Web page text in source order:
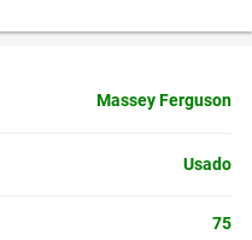
Massey Ferguson
Usado
75